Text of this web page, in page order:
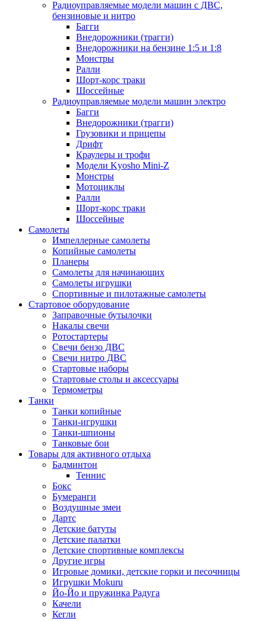
Радиоуправляемые модели машин с ДВС,
бензиновые и нитро
Багги
Внедорожники (трагги)
Внедорожники на бензине 1:5 и 1:8
Монстры
Ралли
Шорт-корс траки
Шоссейные
Радиоуправляемые модели машин электро
Багги
Внедорожники (трагги)
Грузовики и прицепы
Дрифт
Краулеры и трофи
Модели Kyosho Mini-Z
Монстры
Мотоциклы
Ралли
Шорт-корс траки
Шоссейные
Самолеты
Импеллерные самолеты
Копийные самолеты
Планеры
Самолеты для начинающих
Самолеты игрушки
Спортивные и пилотажные самолеты
Стартовое оборудование
Заправочные бутылочки
Накалы свечи
Ротостартеры
Свечи бензо ДВС
Свечи нитро ДВС
Стартовые наборы
Стартовые столы и аксессуары
Термометры
Танки
Танки копийные
Танки-игрушки
Танки-шпионы
Танковые бои
Товары для активного отдыха
Бадминтон
Теннис
Бокс
Бумеранги
Воздушные змеи
Дартс
Детские батуты
Детские палатки
Детские спортивные комплексы
Другие игры
Игровые домики, детские горки и песочницы
Игрушки Mokuru
Йо-Йо и пружинка Радуга
Качели
Кегли